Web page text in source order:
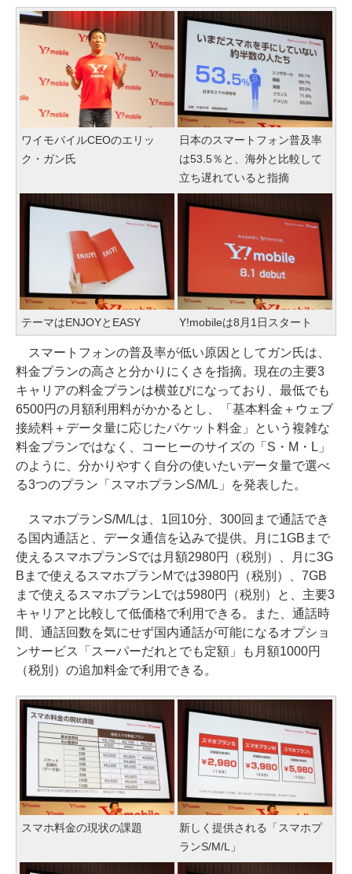
ワイモバイルCEOのエリッ
ク・ガン氏
日本のスマートフォン普及率
は53.5％と、海外と比較して
立ち遅れていると指摘
テーマはENJOYとEASY Y!mobileは8月1日スタート
スマートフォンの普及率が低い原因としてガン氏は、
料金プランの高さと分かりにくさを指摘。現在の主要3
キャリアの料金プランは横並びになっており、最低でも
6500円の月額利用料がかかるとし、「基本料金＋ウェブ
接続料＋データ量に応じたパケット料金」という複雑な
料金プランではなく、コーヒーのサイズの「S・M・L」
のように、分かりやすく自分の使いたいデータ量で選べ
る3つのプラン「スマホプランS/M/L」を発表した。
スマホプランS/M/Lは、1回10分、300回まで通話でき
る国内通話と、データ通信を込みで提供。月に1GBまで
使えるスマホプランSでは月額2980円（税別）、月に3G
Bまで使えるスマホプランMでは3980円（税別）、7GB
まで使えるスマホプランLでは5980円（税別）と、主要3
キャリアと比較して低価格で利用できる。また、通話時
間、通話回数を気にせず国内通話が可能になるオプショ
ンサービス「スーパーだれとでも定額」も月額1000円
（税別）の追加料金で利用できる。
スマホ料金の現状の課題
新しく提供される「スマホプ
ランS/M/L」